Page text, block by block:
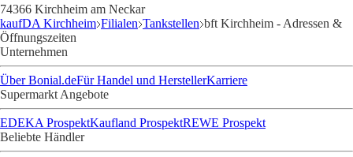
74366 Kirchheim am Neckar
kaufDA Kirchheim Filialen Tankstellen bft Kirchheim - Adressen &
Öffnungszeiten
Unternehmen
Über Bonial.deFür Handel und HerstellerKarriere
Supermarkt Angebote
EDEKA ProspektKaufland ProspektREWE Prospekt
Beliebte Händler